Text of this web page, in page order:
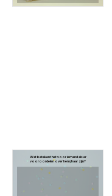
Wat betekent het voor iemand als er
vooroordelen over hem/haar zijn?